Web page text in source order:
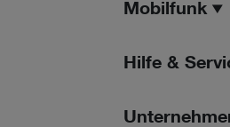
Mobilfunk
Hilfe &